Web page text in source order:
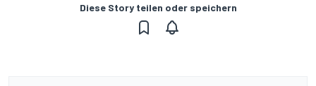
Diese Story teilen oder speichern